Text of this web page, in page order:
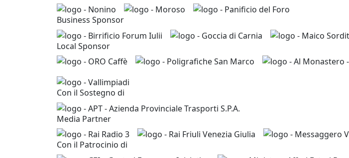
Business Sponsor
Local Sponsor
Con il Sostegno di
Media Partner
Con il Patrocinio di